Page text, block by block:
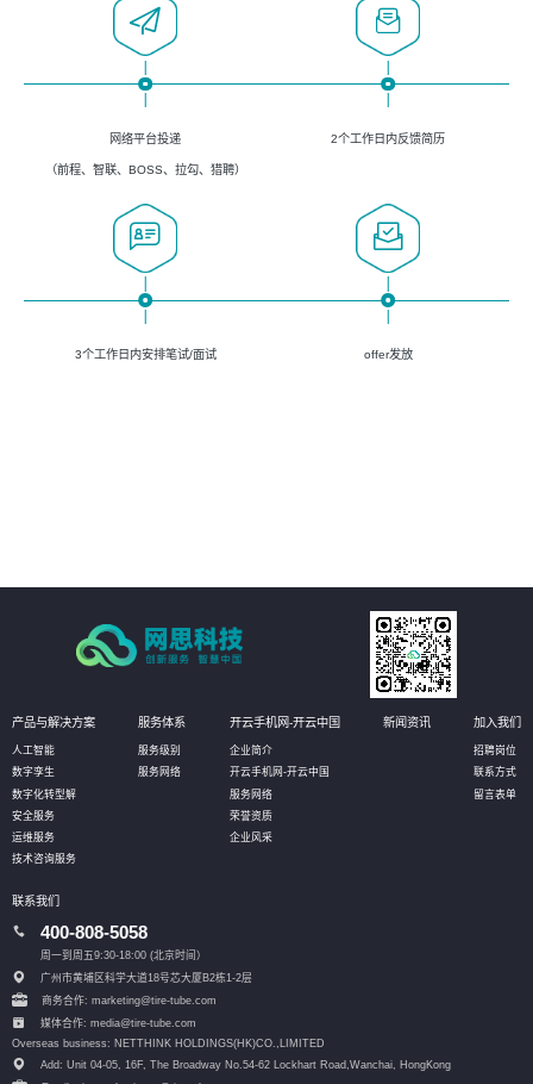
网络平台投递
（前程、智联、BOSS、拉勾、猎聘）
2个工作日内反馈简历
3个工作日内安排笔试/面试 offer发放
产品与解决方案
人工智能
数字孪生
数字化转型解
安全服务
运维服务
技术咨询服务
服务体系
服务级别
服务网络
开云手机网-开云中国
企业简介
开云手机网-开云中国
服务网络
荣誉资质
企业风采
新闻资讯 加入我们
招聘岗位
联系方式
留言表单
联系我们
400-808-5058
周一到周五9:30-18:00 (北京时间）
广州市黄埔区科学大道18号芯大厦B2栋1-2层
商务合作: marketing@tire-tube.com
媒体合作: media@tire-tube.com
Overseas business: NETTHINK HOLDINGS(HK)CO.,LIMITED
Add: Unit 04-05, 16F, The Broadway No.54-62 Lockhart Road, Wanchai, HongKong